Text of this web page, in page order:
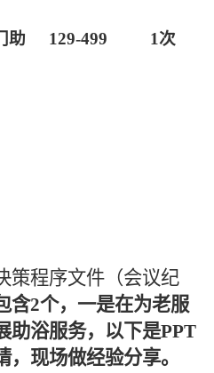
助
129-499 1次
策程序文件 （会议纪
含2个，一是在为老服
助浴服务，以下是PPT
现场做经验分享。